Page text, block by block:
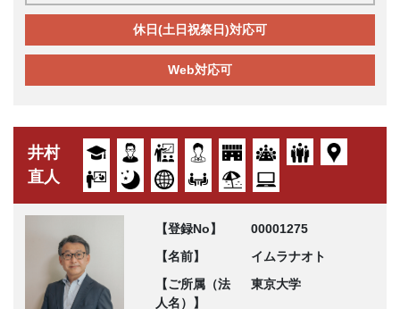
休日(土日祝祭日)対応可
Web対応可
井村
直人
【登録No】
00001275
【名前】
イムラナオト
【ご所属（法
人名）】
東京大学